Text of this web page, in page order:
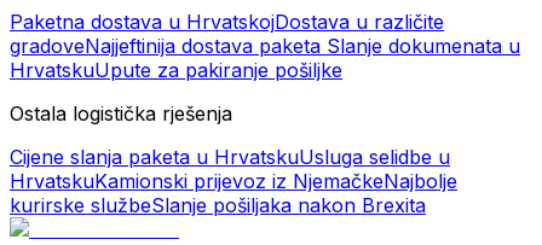
Paketna dostava u HrvatskojDostava u različite
gradoveNajjeftinija dostava paketa Slanje dokumenata u
HrvatskuUpute za pakiranje pošiljke
Ostala logistička rješenja
Cijene slanja paketa u HrvatskuUsluga selidbe u
HrvatskuKamionski prijevoz iz NjemačkeNajbolje
kurirske službeSlanje pošiljaka nakon Brexita